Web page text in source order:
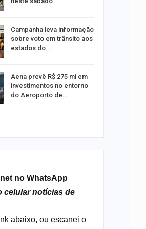
Campanha leva informação
sobre voto em trânsito aos
estados do…
Aena prevê R$ 275 mi em
investimentos no entorno
do Aeroporto de…
no WhatsApp
celular notícias de
abaixo, ou escanei o